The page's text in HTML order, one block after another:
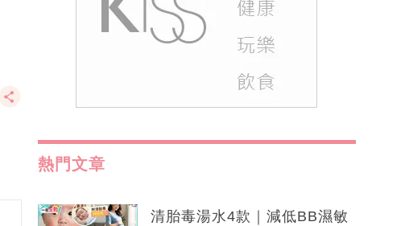
熱門文章
清胎毒湯水4款｜減低BB濕敏